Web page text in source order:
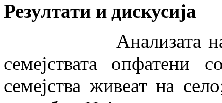
Резултати и дискусија
Анализата на
семејствата опфатени
семејства живеат на